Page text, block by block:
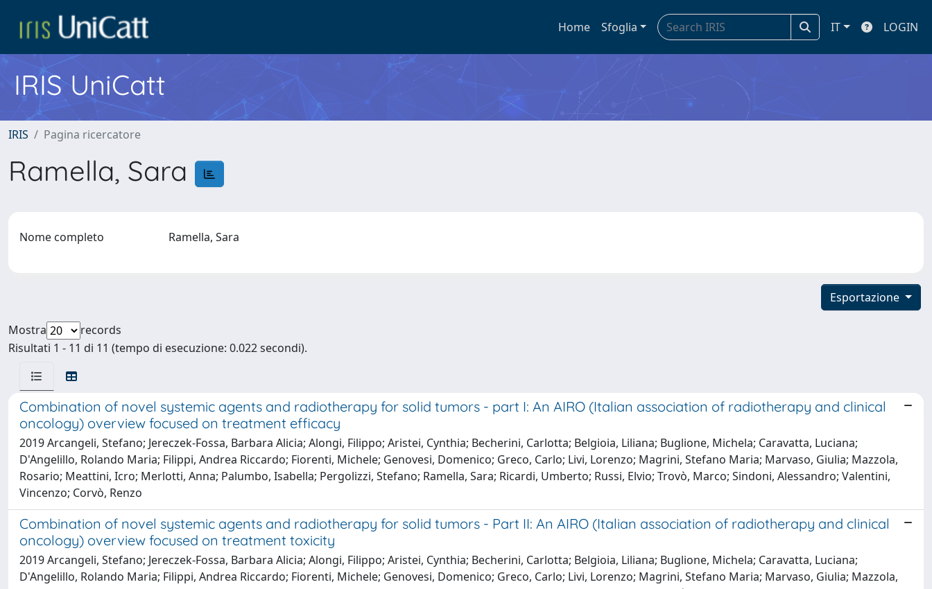
Home Sfoglia IT LOGIN
IRIS UniCatt
IRIS Pagina ricercatore
Ramella, Sara
Nome completo Ramella, Sara
Esportazione
Mostra
records
Risultati 1 - 11 di 11 (tempo di esecuzione: 0.022 secondi).
Combination of novel systemic agents and radiotherapy for solid tumors - part I: An AIRO (Italian association of radiotherapy and clinical
oncology) overview focused on treatment efficacy
2019 Arcangeli, Stefano; Jereczek-Fossa, Barbara Alicia; Alongi, Filippo; Aristei, Cynthia; Becherini, Carlotta; Belgioia, Liliana; Buglione, Michela; Caravatta, Luciana;
D'Angelillo, Rolando Maria; Filippi, Andrea Riccardo; Fiorenti, Michele; Genovesi, Domenico; Greco, Carlo; Livi, Lorenzo; Magrini, Stefano Maria; Marvaso, Giulia; Mazzola,
Rosario; Meattini, Icro; Merlotti, Anna; Palumbo, Isabella; Pergolizzi, Stefano; Ramella, Sara; Ricardi, Umberto; Russi, Elvio; Trovò, Marco; Sindoni, Alessandro; Valentini,
Vincenzo; Corvò, Renzo
Combination of novel systemic agents and radiotherapy for solid tumors - Part II: An AIRO (Italian association of radiotherapy and clinical
oncology) overview focused on treatment toxicity
2019 Arcangeli, Stefano; Jereczek-Fossa, Barbara Alicia; Alongi, Filippo; Aristei, Cynthia; Becherini, Carlotta; Belgioia, Liliana; Buglione, Michela; Caravatta, Luciana;
D'Angelillo, Rolando Maria; Filippi, Andrea Riccardo; Fiorenti, Michele; Genovesi, Domenico; Greco, Carlo; Livi, Lorenzo; Magrini, Stefano Maria; Marvaso, Giulia; Mazzola,